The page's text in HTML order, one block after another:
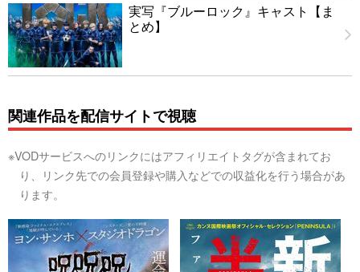
実写『ブルーロック』キャスト【ま
とめ】
関連作品を配信サイトで視聴
※VODサービスへのリンクにはアフィリエイトタグが含まれてお
り、リンク先での会員登録や購入などでの収益化を行う場合があ
ります。